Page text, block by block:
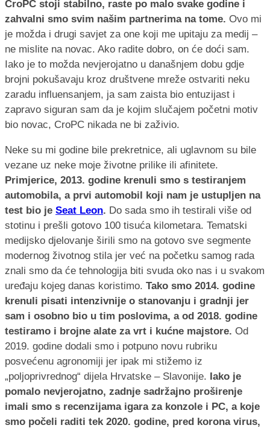
CroPC stoji stabilno, raste po malo svake godine i
zahvalni smo svim našim partnerima na tome. Ovo mi
je možda i drugi savjet za one koji me upitaju za medij –
ne mislite na novac. Ako radite dobro, on će doći sam.
Iako je to možda nevjerojatno u današnjem dobu gdje
brojni pokušavaju kroz društvene mreže ostvariti neku
zaradu influensanjem, ja sam zaista bio entuzijast i
zapravo siguran sam da je kojim slučajem početni motiv
bio novac, CroPC nikada ne bi zaživio.
Neke su mi godine bile prekretnice, ali uglavnom su bile
vezane uz neke moje životne prilike ili afinitete.
Primjerice, 2013. godine krenuli smo s testiranjem
automobila, a prvi automobil koji nam je ustupljen na
test bio je Seat Leon. Do sada smo ih testirali više od
stotinu i prešli gotovo 100 tisuća kilometara. Tematski
medijsko djelovanje širili smo na gotovo sve segmente
modernog životnog stila jer već na početku samog rada
znali smo da će tehnologija biti svuda oko nas i u svakom
uređaju kojeg danas koristimo. Tako smo 2014. godine
krenuli pisati intenzivnije o stanovanju i gradnji jer
sam i osobno bio u tim poslovima, a od 2018. godine
testiramo i brojne alate za vrt i kućne majstore. Od
2019. godine dodali smo i potpuno novu rubriku
posvećenu agronomiji jer ipak mi stižemo iz
„poljoprivrednog“ dijela Hrvatske – Slavonije. Iako je
pomalo nevjerojatno, zadnje sadržajno proširenje
imali smo s recenzijama igara za konzole i PC, a koje
smo počeli raditi tek 2020. godine, pred korona virus,